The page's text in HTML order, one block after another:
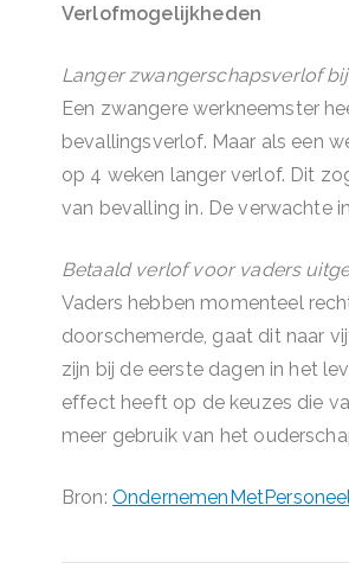
Verlofmogelijkheden
Langer zwangerschapsverlof
Een zwangere werkneemster
bevallingsverlof. Maar als een
op 4 weken langer verlof. Dit
van bevalling in. De verwachte
Betaald verlof voor vaders
Vaders hebben momenteel
doorschemerde, gaat dit naar
zijn bij de eerste dagen in het
effect heeft op de keuzes die
meer gebruik van het
Bron: